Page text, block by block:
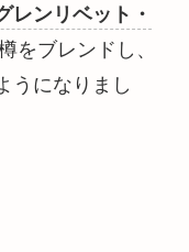
レンリベット・
をブレンドし、
うになりまし